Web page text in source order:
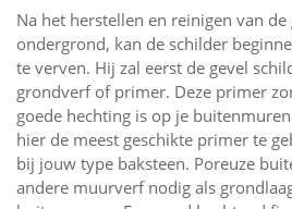
Na het herstellen en reinigen van de
ondergrond, kan de schilder
te verven. Hij zal eerst de gevel
grondverf of primer. Deze primer
goede hechting is op je
hier de meest geschikte primer te
bij jouw type baksteen. Poreuze
andere muurverf nodig als